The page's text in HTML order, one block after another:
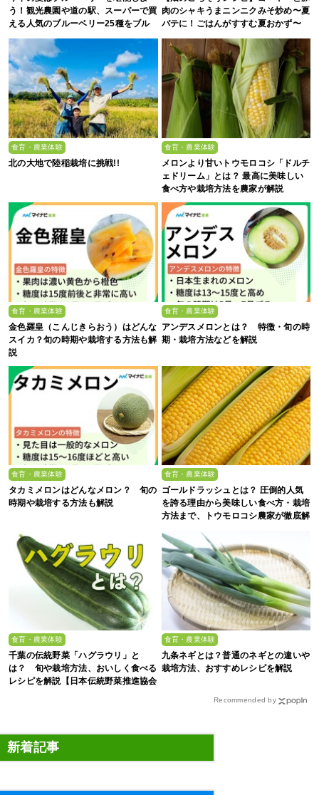
う！観光農園や道の駅、スーパーで買
える人気のブルーベリー25種をブル
ーベリー農家の息子が解説
肉のシャキうまニンニクみそ炒め〜夏
バテに！ごはんがすすむ夏おかず〜
食育・農業体験
北の大地で陸稲栽培に挑戦!!
食育・農業体験
メロンより甘いトウモロコシ「ドルチ
ェドリーム」とは？ 最高に美味しい
食べ方や栽培方法を農家が解説
食育・農業体験
金色羅皇（こんじきらおう）はどんな
スイカ？旬の時期や栽培する方法も解
説
食育・農業体験
アンデスメロンとは？ 特徴・旬の時
期・栽培方法などを解説
食育・農業体験
タカミメロンはどんなメロン？ 旬の
時期や栽培する方法も解説
食育・農業体験
ゴールドラッシュとは？ 圧倒的人気
を誇る理由から美味しい食べ方・栽培
方法まで、トウモロコシ農家が徹底解
食育・農業体験
千葉の伝統野菜「ハグラウリ」と
は？ 旬や栽培方法、おいしく食べる
レシピを解説【日本伝統野菜推進協会
食育・農業体験
九条ネギとは？普通のネギとの違いや
栽培方法、おすすめレシピを解説
Recommended by
新着記事